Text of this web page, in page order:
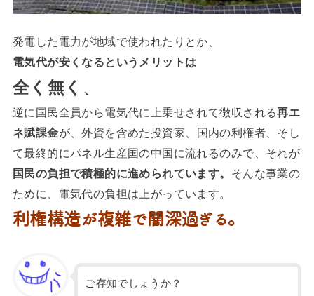
発電した電力が地域で使われたりとか、
電気代が安くなるというメリットは
全く無く 、
逆に国民全員から電気代に上乗せされて徴収される再エ
ネ賦課金が、外資を含めた投資家、国内の利権者、そし
て最終的にパネル生産国の中国に流れるのみで、それが
国民の負担で積極的に進められています。 そんな事業の
ために、電気代の負担は上がっています。
利権構造が複雑で闇深過ぎる。
ご存知でしょうか？